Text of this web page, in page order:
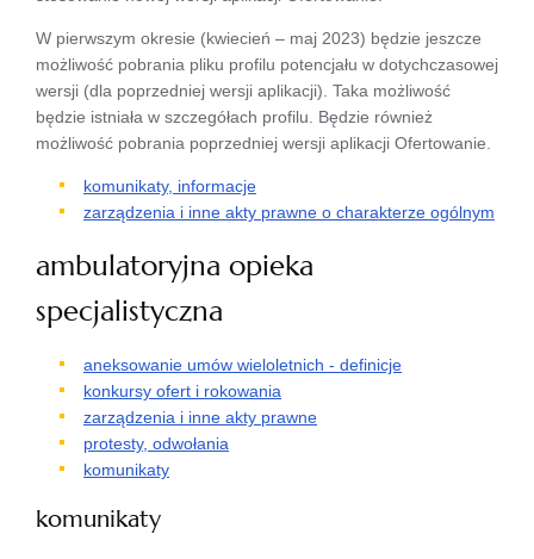
W pierwszym okresie (kwiecień – maj 2023) będzie jeszcze
możliwość pobrania pliku profilu potencjału w dotychczasowej
wersji (dla poprzedniej wersji aplikacji). Taka możliwość
będzie istniała w szczegółach profilu. Będzie również
możliwość pobrania poprzedniej wersji aplikacji Ofertowanie.
komunikaty, informacje
zarządzenia i inne akty prawne o charakterze ogólnym
ambulatoryjna opieka
specjalistyczna
aneksowanie umów wieloletnich - definicje
konkursy ofert i rokowania
zarządzenia i inne akty prawne
protesty, odwołania
komunikaty
komunikaty